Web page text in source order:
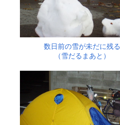
数日前の雪が未だに残る
（雪だるまあと）